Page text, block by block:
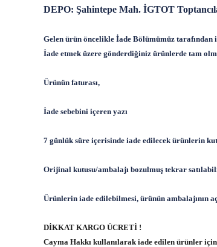
DEPO: Şahintepe Mah. İGTOT
Gelen ürün öncelikle İade Bölümümüz
İade etmek üzere gönderdiğiniz ürünlerde tam
Ürünün faturası,
İade sebebini içeren yazı
7 günlük süre içerisinde iade edilecek ürünlerin
Orijinal kutusu/ambalajı bozulmuş tekrar
Ürünlerin iade edilebilmesi, ürünün ambalajının
DİKKAT KARGO ÜCRETİ !
Cayma Hakkı kullanılarak iade edilen ürünler